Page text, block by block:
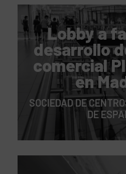
Lobby a
desarrollo
comercial
en
SOCIEDAD DE
DE